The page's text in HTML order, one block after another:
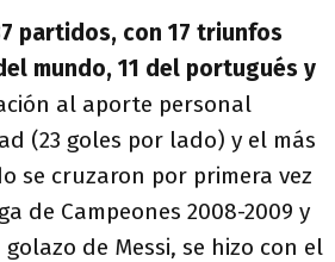
partidos, con 17 triunfos
mundo, 11 del portugués y
al aporte personal
(23 goles por lado) y el más
se cruzaron por primera vez
de Campeones 2008-2009 y
de Messi, se hizo con el